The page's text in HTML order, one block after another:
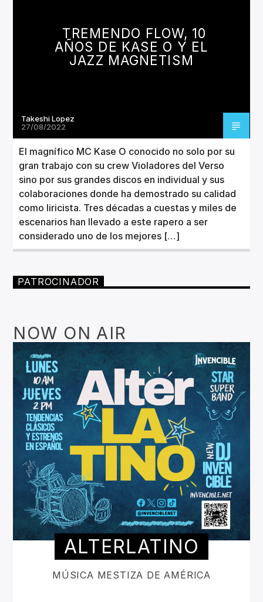
Invencible Radio
TREMENDO FLOW, 10
AÑOS DE KASE O Y EL
JAZZ MAGNETISM
Takeshi Lopez
27/08/2022
El magnífico MC Kase O conocido no solo por su
gran trabajo con su crew Violadores del Verso
sino por sus grandes discos en individual y sus
colaboraciones donde ha demostrado su calidad
como liricista. Tres décadas a cuestas y miles de
escenarios han llevado a este rapero a ser
considerado uno de los mejores […]
PATROCINADOR
NOW ON AIR
ALTERLATINO
MÚSICA MESTIZA DE AMÉRICA